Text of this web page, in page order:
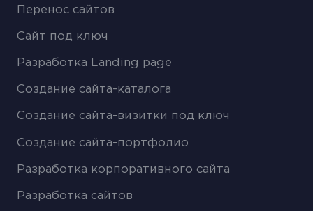
Перенос сайтов
Сайт под ключ
Разработка Landing page
Создание сайта-каталога
Создание сайта-визитки под ключ
Создание сайта-портфолио
Разработка корпоративного сайта
Разработка сайтов